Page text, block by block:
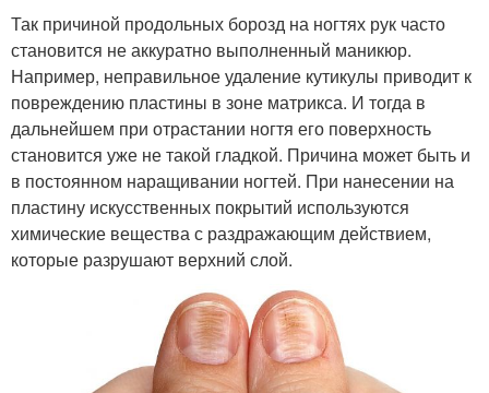
Так причиной продольных борозд на ногтях рук часто
становится не аккуратно выполненный маникюр.
Например, неправильное удаление кутикулы приводит к
повреждению пластины в зоне матрикса. И тогда в
дальнейшем при отрастании ногтя его поверхность
становится уже не такой гладкой. Причина может быть и
в постоянном наращивании ногтей. При нанесении на
пластину искусственных покрытий используются
химические вещества с раздражающим действием,
которые разрушают верхний слой.